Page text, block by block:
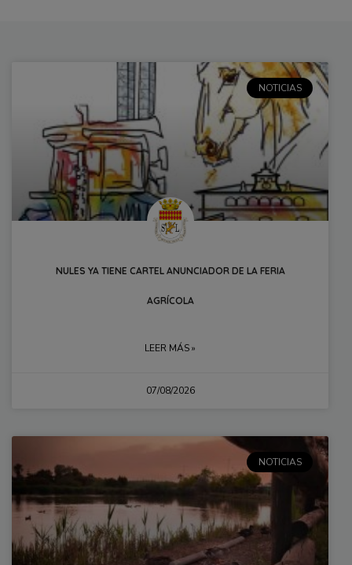
NOTICIAS
NULES YA TIENE CARTEL ANUNCIADOR DE LA FERIA
AGRÍCOLA
LEER MÁS »
07/08/2026
NOTICIAS